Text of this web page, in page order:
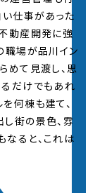
ました。
ました。
ご覧ください。
した。
い仕事があった
動産開発に強
職場が品川イン
めて見渡し、思
るだけでもあれ
何棟も建て、
街の景色、雰
なると、これは